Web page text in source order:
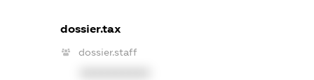
dossier.tax
dossier.staff